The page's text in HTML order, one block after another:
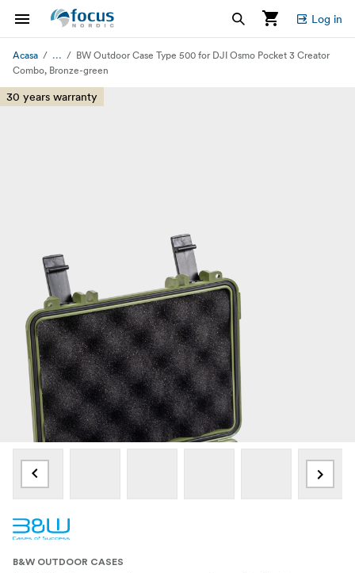
Log in
Acasa ...
BW Outdoor Case Type 500 for DJI Osmo Pocket 3 Creator
Combo, Bronze-green
30 years warranty
B&W OUTDOOR CASES